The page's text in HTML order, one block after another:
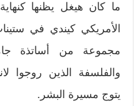
ما كان هيغل يظنها
الأمريكي كيندي في
مجموعة من أساتذة
والفلسفة الذين روجوا
يتوج مسيرة البشر.